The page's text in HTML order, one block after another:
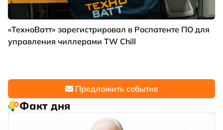
«ТехноВатт» зарегистрировал в Роспатенте ПО для
управления чиллерами TW Chill
Предложить событие
Факт дня